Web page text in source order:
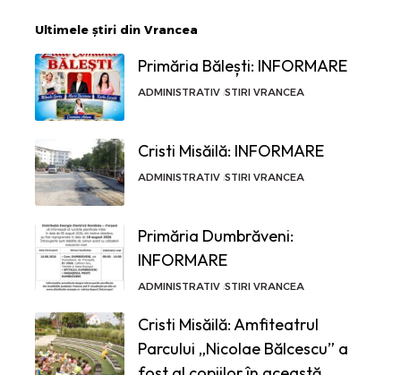
Ultimele știri din Vrancea
Primăria Bălești: INFORMARE
ADMINISTRATIV STIRI VRANCEA
Cristi Misăilă: INFORMARE
ADMINISTRATIV STIRI VRANCEA
Primăria Dumbrăveni:
INFORMARE
ADMINISTRATIV STIRI VRANCEA
Cristi Misăilă: Amfiteatrul
Parcului „Nicolae Bălcescu” a